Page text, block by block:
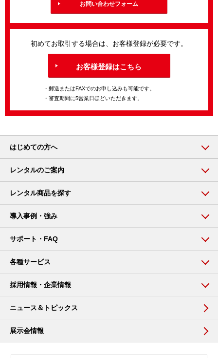
お問い合わせフォーム
初めてお取引する場合は、お客様登録が必要です。
お客様登録はこちら
・郵送またはFAXでのお申し込みも可能です。
・審査期間に5営業日ほどいただきます。
はじめての方へ
レンタルのご案内
レンタル商品を探す
導入事例・強み
サポート・FAQ
各種サービス
採用情報・企業情報
ニュース＆トピックス
展示会情報